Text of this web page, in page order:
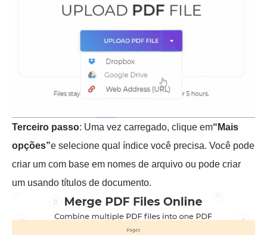
Terceiro passo: Uma vez carregado, clique em“Mais
opções”e selecione qual índice você precisa. Você pode
criar um com base em nomes de arquivo ou pode criar
um usando títulos de documento.